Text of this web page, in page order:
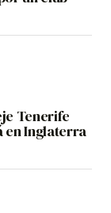
Tenerife
en Inglaterra